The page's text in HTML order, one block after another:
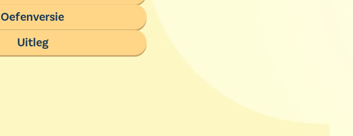
Oefenversie
Uitleg